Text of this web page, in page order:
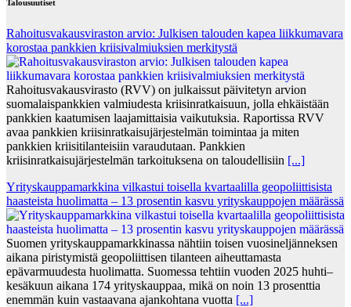
Talousuutiset
Rahoitusvakausviraston arvio: Julkisen talouden kapea liikkumavara
korostaa pankkien kriisivalmiuksien merkitystä
Rahoitusvakausvirasto (RVV) on julkaissut päivitetyn arvion
suomalaispankkien valmiudesta kriisinratkaisuun, jolla ehkäistään
pankkien kaatumisen laajamittaisia vaikutuksia. Raportissa RVV
avaa pankkien kriisinratkaisujärjestelmän toimintaa ja miten
pankkien kriisitilanteisiin varaudutaan. Pankkien
kriisinratkaisujärjestelmän tarkoituksena on taloudellisiin [...]
Yrityskauppamarkkina vilkastui toisella kvartaalilla geopoliittisista
haasteista huolimatta – 13 prosentin kasvu yrityskauppojen määrässä
Suomen yrityskauppamarkkinassa nähtiin toisen vuosineljänneksen
aikana piristymistä geopoliittisen tilanteen aiheuttamasta
epävarmuudesta huolimatta. Suomessa tehtiin vuoden 2025 huhti–
kesäkuun aikana 174 yrityskauppaa, mikä on noin 13 prosenttia
enemmän kuin vastaavana ajankohtana vuotta [...]